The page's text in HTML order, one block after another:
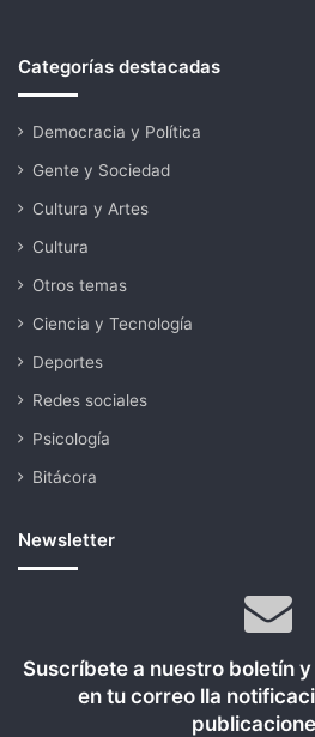
Categorías destacadas
Democracia y Política
Gente y Sociedad
Cultura y Artes
Cultura
Otros temas
Ciencia y Tecnología
Deportes
Redes sociales
Psicología
Bitácora
Newsletter
Suscríbete a nuestro boletín
en tu correo lla